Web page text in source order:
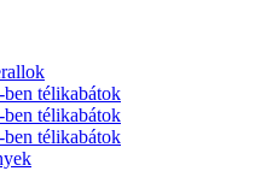
télikabátok
télikabátok
télikabátok